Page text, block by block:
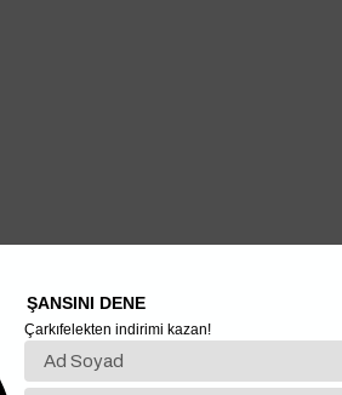
ŞANSINI DENE
Çarkıfelekten indirimi kazan!